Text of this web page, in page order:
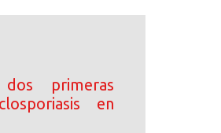
primeras
en